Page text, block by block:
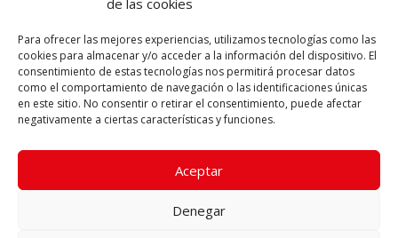
de las cookies
Para ofrecer las mejores experiencias, utilizamos tecnologías como las
cookies para almacenar y/o acceder a la información del dispositivo. El
consentimiento de estas tecnologías nos permitirá procesar datos
como el comportamiento de navegación o las identificaciones únicas
en este sitio. No consentir o retirar el consentimiento, puede afectar
negativamente a ciertas características y funciones.
Aceptar
Denegar
Expositores de metacrilato para museos
¿Cómo se fabrica el metacrilato?
KRYFIL METACRILATO SL 2026
Política de privacidad